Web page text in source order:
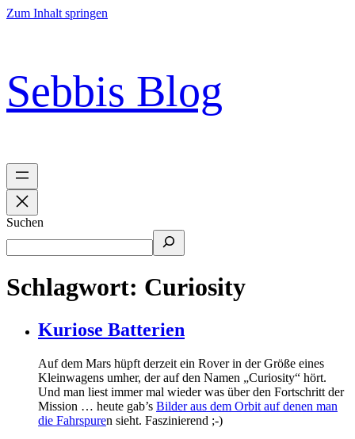
Zum Inhalt springen
Sebbis Blog
Suchen
Schlagwort: Curiosity
Kuriose Batterien
Auf dem Mars hüpft derzeit ein Rover in der Größe eines
Kleinwagens umher, der auf den Namen „Curiosity“ hört.
Und man liest immer mal wieder was über den Fortschritt der
Mission … heute gab’s Bilder aus dem Orbit auf denen man
die Fahrspuren sieht. Faszinierend ;-)